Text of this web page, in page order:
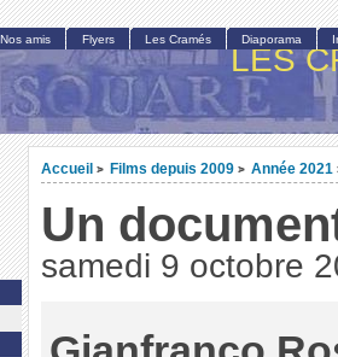
LES
Accueil > Films depuis 2009 > Année 2021
Un
samedi 9 octobre
Nos amis Flyers Les Cramés Diaporama